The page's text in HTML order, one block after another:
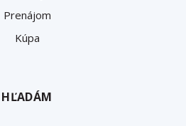
Prenájom
Kúpa
HĽADÁM